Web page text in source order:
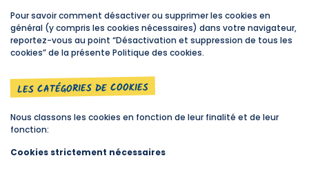
Pour savoir comment désactiver ou supprimer les cookies en
général (y compris les cookies nécessaires) dans votre navigateur,
reportez-vous au point “Désactivation et suppression de tous les
cookies” de la présente Politique des cookies.
LES CATÉGORIES DE COOKIES
Nous classons les cookies en fonction de leur finalité et de leur
fonction:
Cookies strictement nécessaires